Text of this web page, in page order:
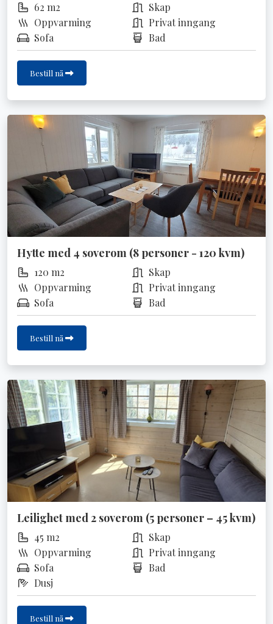
62 m2
Skap
Oppvarming
Privat inngang
Sofa
Bad
Bestill nå
Hytte med 4 soverom (8 personer - 120 kvm)
120 m2
Skap
Oppvarming
Privat inngang
Sofa
Bad
Bestill nå
Leilighet med 2 soverom (5 personer – 45 kvm)
45 m2
Skap
Oppvarming
Privat inngang
Sofa
Bad
Dusj
Bestill nå